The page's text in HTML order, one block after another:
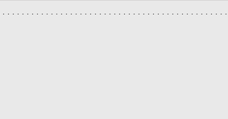
. . . . . . . . . . . . . . . . . . . . . . . . . . . . . . . . . . . . . . . . . . . . . . .